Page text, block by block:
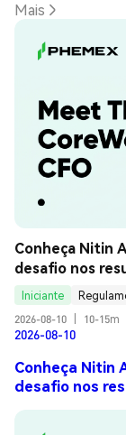
Mais
Conheça Nitin
desafio nos
Iniciante
2026-08-10
10-15m
2026-08-10
Conheça Nitin
desafio nos